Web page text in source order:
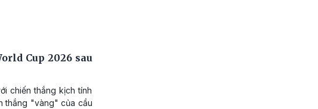
Cup 2026 sau
chiến thắng kịch tính
thắng "vàng" của cầu